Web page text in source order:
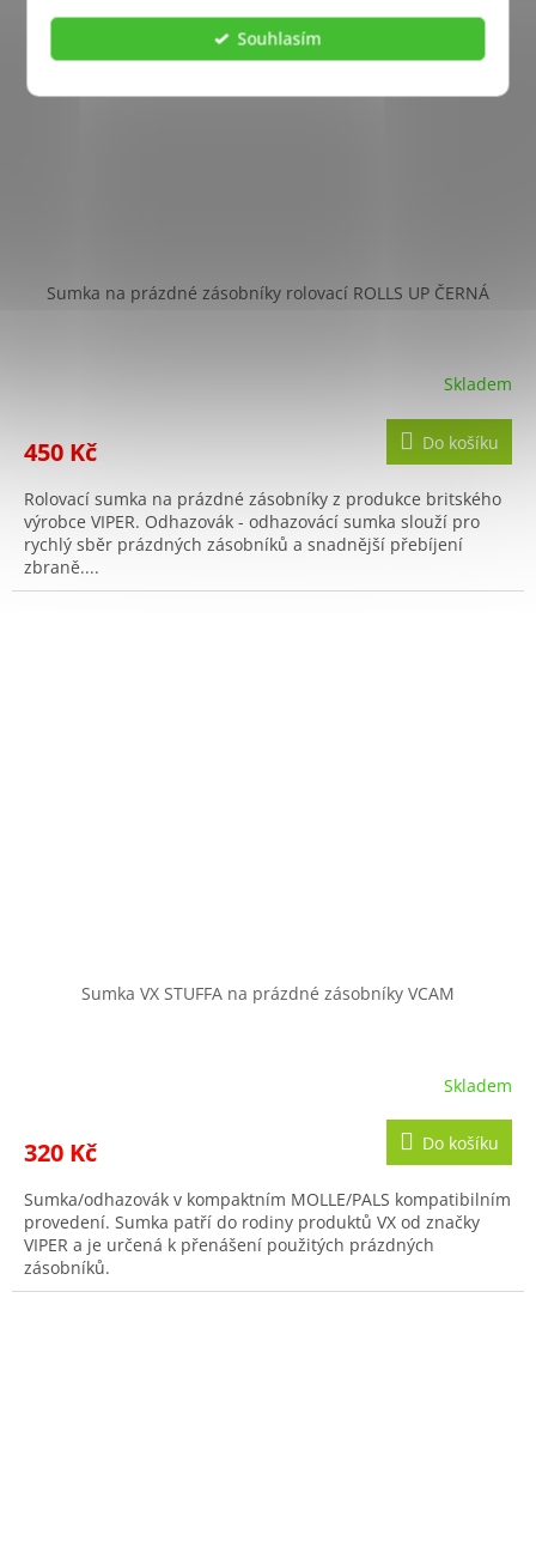
Souhlasím
Sumka na prázdné zásobníky rolovací ROLLS UP ČERNÁ
Skladem
450 Kč Do košíku
Rolovací sumka na prázdné zásobníky z produkce britského
výrobce VIPER. Odhazovák - odhazovácí sumka slouží pro
rychlý sběr prázdných zásobníků a snadnější přebíjení
zbraně....
Sumka VX STUFFA na prázdné zásobníky VCAM
Skladem
320 Kč Do košíku
Sumka/odhazovák v kompaktním MOLLE/PALS kompatibilním
provedení. Sumka patří do rodiny produktů VX od značky
VIPER a je určená k přenášení použitých prázdných
zásobníků.